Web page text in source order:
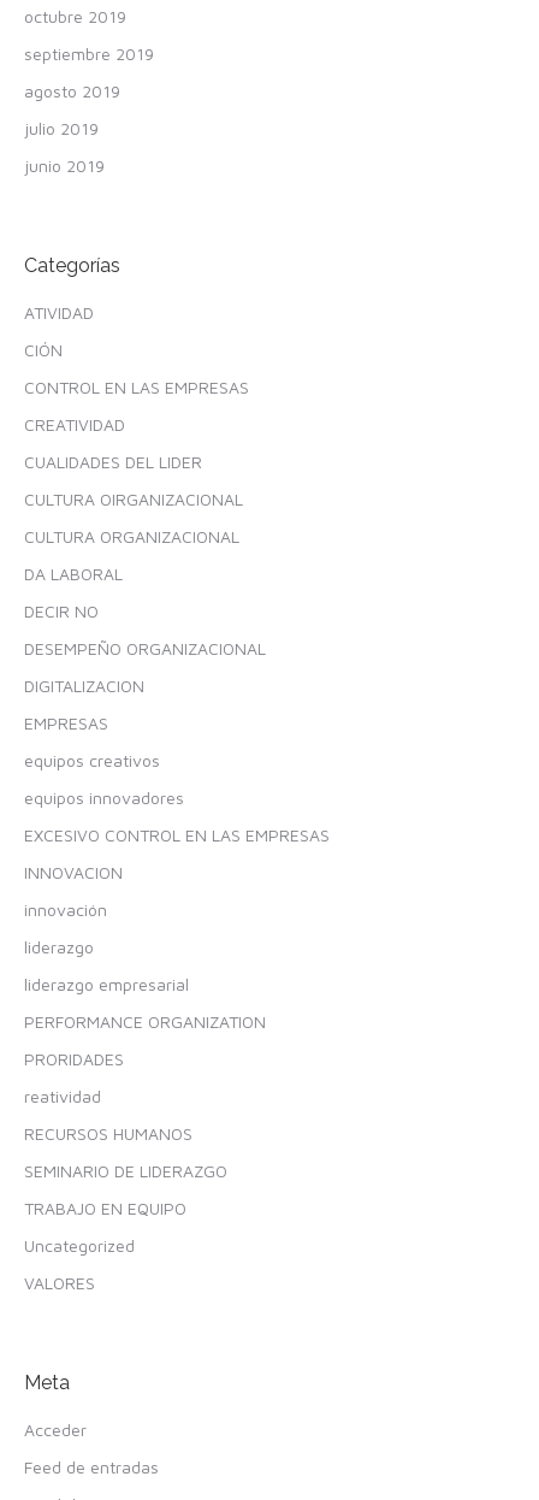
octubre 2019
septiembre 2019
agosto 2019
julio 2019
junio 2019
Categorías
ATIVIDAD
CIÓN
CONTROL EN LAS EMPRESAS
CREATIVIDAD
CUALIDADES DEL LIDER
CULTURA OIRGANIZACIONAL
CULTURA ORGANIZACIONAL
DA LABORAL
DECIR NO
DESEMPEÑO ORGANIZACIONAL
DIGITALIZACION
EMPRESAS
equipos creativos
equipos innovadores
EXCESIVO CONTROL EN LAS EMPRESAS
INNOVACION
innovación
liderazgo
liderazgo empresarial
PERFORMANCE ORGANIZATION
PRORIDADES
reatividad
RECURSOS HUMANOS
SEMINARIO DE LIDERAZGO
TRABAJO EN EQUIPO
Uncategorized
VALORES
Meta
Acceder
Feed de entradas